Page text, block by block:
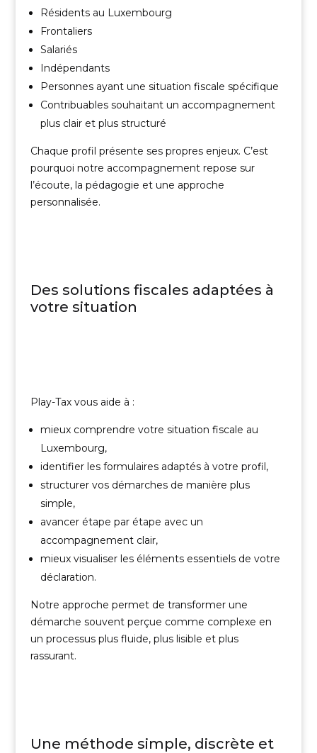
Résidents au Luxembourg
Frontaliers
Salariés
Indépendants
Personnes ayant une situation fiscale spécifique
Contribuables souhaitant un accompagnement
plus clair et plus structuré
Chaque profil présente ses propres enjeux. C’est
pourquoi notre accompagnement repose sur
l’écoute, la pédagogie et une approche
personnalisée.
Des solutions fiscales adaptées à
votre situation
Play-Tax vous aide à :
mieux comprendre votre situation fiscale au
Luxembourg,
identifier les formulaires adaptés à votre profil,
structurer vos démarches de manière plus
simple,
avancer étape par étape avec un
accompagnement clair,
mieux visualiser les éléments essentiels de votre
déclaration.
Notre approche permet de transformer une
démarche souvent perçue comme complexe en
un processus plus fluide, plus lisible et plus
rassurant.
Une méthode simple, discrète et